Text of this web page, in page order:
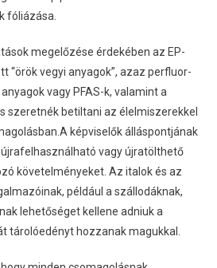
fóliázása.
megelőzése érdekében az EP-
“örök vegyi anyagok”, azaz perfluor-
vagy PFAS-k, valamint a
szeretnék betiltani az élelmiszerekkel
képviselők álláspontjának
vagy újratölthető
követelményeket. Az italok és az
például a szállodáknak,
lehetőséget kellene adniuk a
tárolóedényt hozzanak magukkal.